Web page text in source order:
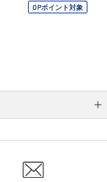
OPポイント対象